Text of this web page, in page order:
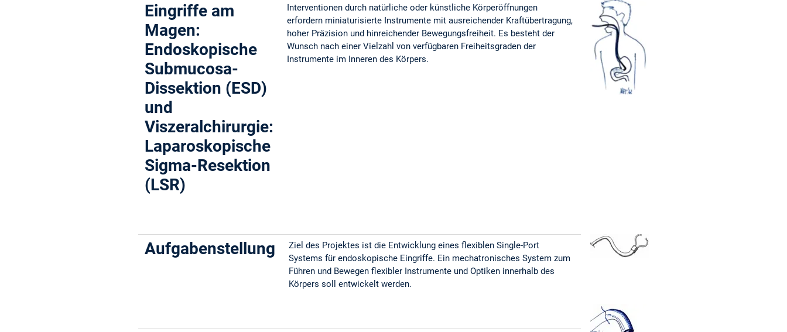
Eingriffe am
Magen:
Endoskopische
Submucosa-
Dissektion (ESD)
und
Viszeralchirurgie:
Laparoskopische
Sigma-Resektion
(LSR)
Interventionen durch natürliche oder künstliche Körperöffnungen
erfordern miniaturisierte Instrumente mit ausreichender Kraftübertragung,
hoher Präzision und hinreichender Bewegungsfreiheit. Es besteht der
Wunsch nach einer Vielzahl von verfügbaren Freiheitsgraden der
Instrumente im Inneren des Körpers.
Aufgabenstellung
Ziel des Projektes ist die Entwicklung eines flexiblen Single-Port
Systems für endoskopische Eingriffe. Ein mechatronisches System zum
Führen und Bewegen flexibler Instrumente und Optiken innerhalb des
Körpers soll entwickelt werden.